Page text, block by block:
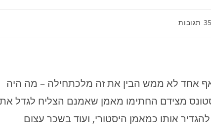
אחד לא ממש הבין את זה מלכתחילה – מה היה
מצידם החתימו מאמן שאמנם הצליח לגדל את
אותו כמאמן היסטורי, ועוד בשכר עצום